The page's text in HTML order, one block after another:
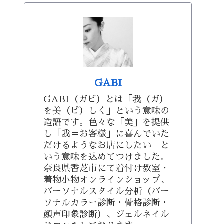
GABI
GABI（ガビ）とは「我（ガ）
を美（ビ）しく」という意味の
造語です。色々な「美」を提供
し「我＝お客様」に喜んでいた
だけるようなお店にしたい と
いう意味を込めてつけました。
奈良県香芝市にて着付け教室・
着物小物オンラインショップ、
パーソナルスタイル分析（パー
ソナルカラー診断・骨格診断・
顔声印象診断）、ジェルネイル